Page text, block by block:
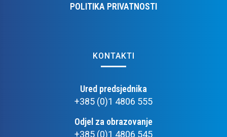
POLITIKA PRIVATNOSTI
KONTAKTI
Ured predsjednika
+385 (0)1 4806 555
Odjel za obrazovanje
+385 (0)1 4806 545